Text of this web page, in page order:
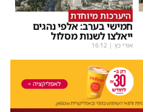
היערכות מיוחדת
חמישי בערב: אלפי נהגים
ייאלצו לשנות מסלול
אורי כץ |
16:12